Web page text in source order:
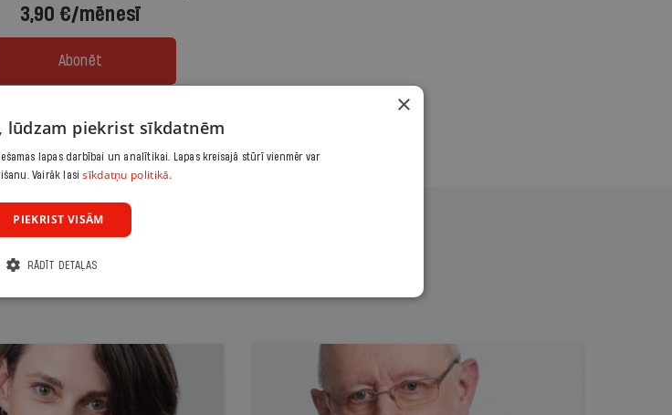
3,90 €/mēnesī
Abonēt
abonēšanas iespējas meklē šeit
×
lūdzam piekrist sīkdatnēm
lapas darbībai un analītikai. Lapas kreisajā stūrī vienmēr var
Vairāk lasisīkdatņu politikā.
PIEKRIST VISĀM
RĀDĪT DETAĻAS